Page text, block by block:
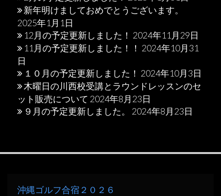
新年明けましておめでとうございます。
2025年1月1日
12月の予定更新しました！ 2024年11月29日
11月の予定更新しました！！ 2024年10月31
日
１０月の予定更新しました！ 2024年10月3日
木曜日の川西校受講とラウンドレッスンのセ
ット販売について 2024年8月23日
９月の予定更新しました。
2024年8月23日
沖縄ゴルフ合宿２０２６